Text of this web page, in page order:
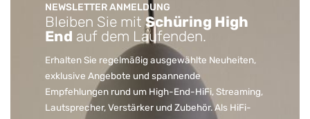
NEWSLETTER ANMELDUNG
Bleiben Sie mitSchüring High
End auf dem Laufenden.
Erhalten Sie regelmäßig ausgewählte Neuheiten,
exklusive Angebote und spannende
Empfehlungen rund um High-End-HiFi, Streaming,
Lautsprecher, Verstärker und Zubehör. Als HiFi-